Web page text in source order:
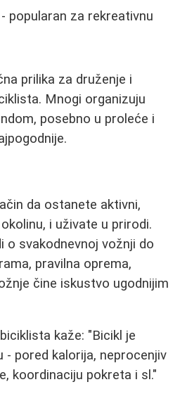
popularan za rekreativnu
prilika za druženje i
Mnogi organizuju
posebno u proleće i
da ostanete aktivni,
i uživate u prirodi.
o svakodnevnoj vožnji do
pravilna oprema,
čine iskustvo ugodnijim
kaže: "Bicikl je
- pored kalorija, neprocenjiv
koordinaciju pokreta i sl."